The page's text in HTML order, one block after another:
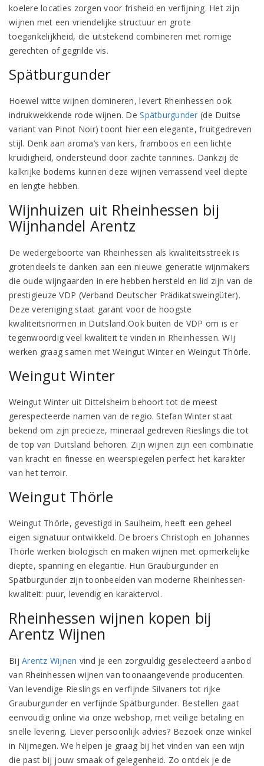
koelere locaties zorgen voor frisheid en verfijning. Het zijn
wijnen met een vriendelijke structuur en grote
toegankelijkheid, die uitstekend combineren met romige
gerechten of gegrilde vis.
Spätburgunder
Hoewel witte wijnen domineren, levert Rheinhessen ook
indrukwekkende rode wijnen. DeSpätburgunder (de Duitse
variant van Pinot Noir) toont hier een elegante, fruitgedreven
stijl. Denk aan aroma’s van kers, framboos en een lichte
kruidigheid, ondersteund door zachte tannines. Dankzij de
kalkrijke bodems kunnen deze wijnen verrassend veel diepte
en lengte hebben.
Wijnhuizen uit Rheinhessen bij
Wijnhandel Arentz
De wedergeboorte van Rheinhessen als kwaliteitsstreek is
grotendeels te danken aan een nieuwe generatie wijnmakers
die oude wijngaarden in ere hebben hersteld en lid zijn van de
prestigieuze VDP (Verband Deutscher Prädikatsweingüter).
Deze vereniging staat garant voor de hoogste
kwaliteitsnormen in Duitsland.Ook buiten de VDP om is er
tegenwoordig veel kwaliteit te vinden in Rheinhessen. WIj
werken graag samen met Weingut Winter en Weingut Thörle.
Weingut Winter
Weingut Winter uit Dittelsheim behoort tot de meest
gerespecteerde namen van de regio. Stefan Winter staat
bekend om zijn precieze, mineraal gedreven Rieslings die tot
de top van Duitsland behoren. Zijn wijnen zijn een combinatie
van kracht en finesse en weerspiegelen perfect het karakter
van het terroir.
Weingut Thörle
Weingut Thörle, gevestigd in Saulheim, heeft een geheel
eigen signatuur ontwikkeld. De broers Christoph en Johannes
Thörle werken biologisch en maken wijnen met opmerkelijke
diepte, spanning en elegantie. Hun Grauburgunder en
Spätburgunder zijn toonbeelden van moderne Rheinhessen-
kwaliteit: puur, levendig en karaktervol.
Rheinhessen wijnen kopen bij
Arentz Wijnen
BijArentz Wijnen vind je een zorgvuldig geselecteerd aanbod
van Rheinhessen wijnen van toonaangevende producenten.
Van levendige Rieslings en verfijnde Silvaners tot rijke
Grauburgunder en verfijnde Spätburgunder. Bestellen gaat
eenvoudig online via onze webshop, met veilige betaling en
snelle levering. Liever persoonlijk advies? Bezoek onze winkel
in Nijmegen. We helpen je graag bij het vinden van een wijn
die past bij jouw smaak of gelegenheid. Zo ontdek je de